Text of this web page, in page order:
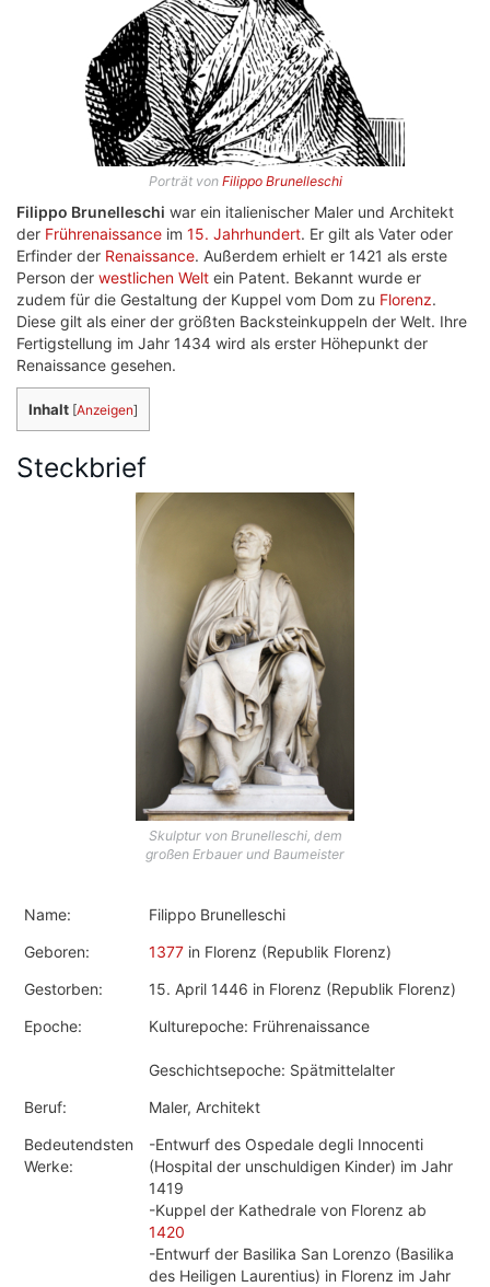
Porträt von Filippo Brunelleschi
Filippo Brunelleschi war ein italienischer Maler und Architekt
der Frührenaissance im 15. Jahrhundert. Er gilt als Vater oder
Erfinder der Renaissance. Außerdem erhielt er 1421 als erste
Person der westlichen Welt ein Patent. Bekannt wurde er
zudem für die Gestaltung der Kuppel vom Dom zu Florenz.
Diese gilt als einer der größten Backsteinkuppeln der Welt. Ihre
Fertigstellung im Jahr 1434 wird als erster Höhepunkt der
Renaissance gesehen.
Inhalt [Anzeigen]
Steckbrief
Skulptur von Brunelleschi, dem
großen Erbauer und Baumeister
Name:
Filippo Brunelleschi
Geboren:
1377 in Florenz (Republik Florenz)
Gestorben:
15. April 1446 in Florenz (Republik Florenz)
Epoche:
Kulturepoche: Frührenaissance
Geschichtsepoche: Spätmittelalter
Beruf:
Maler, Architekt
Bedeutendsten
Werke:
-Entwurf des Ospedale degli Innocenti
(Hospital der unschuldigen Kinder) im Jahr
1419
-Kuppel der Kathedrale von Florenz ab
1420
-Entwurf der Basilika San Lorenzo (Basilika
des Heiligen Laurentius) in Florenz im Jahr